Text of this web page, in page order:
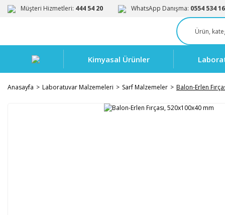
Müşteri Hizmetleri: 444 54 20 WhatsApp Danışma: 0554 534
Kimyasal Ürünler
Anasayfa Laboratuvar Malzemeleri Sarf Malzemeler Balon-Erlen